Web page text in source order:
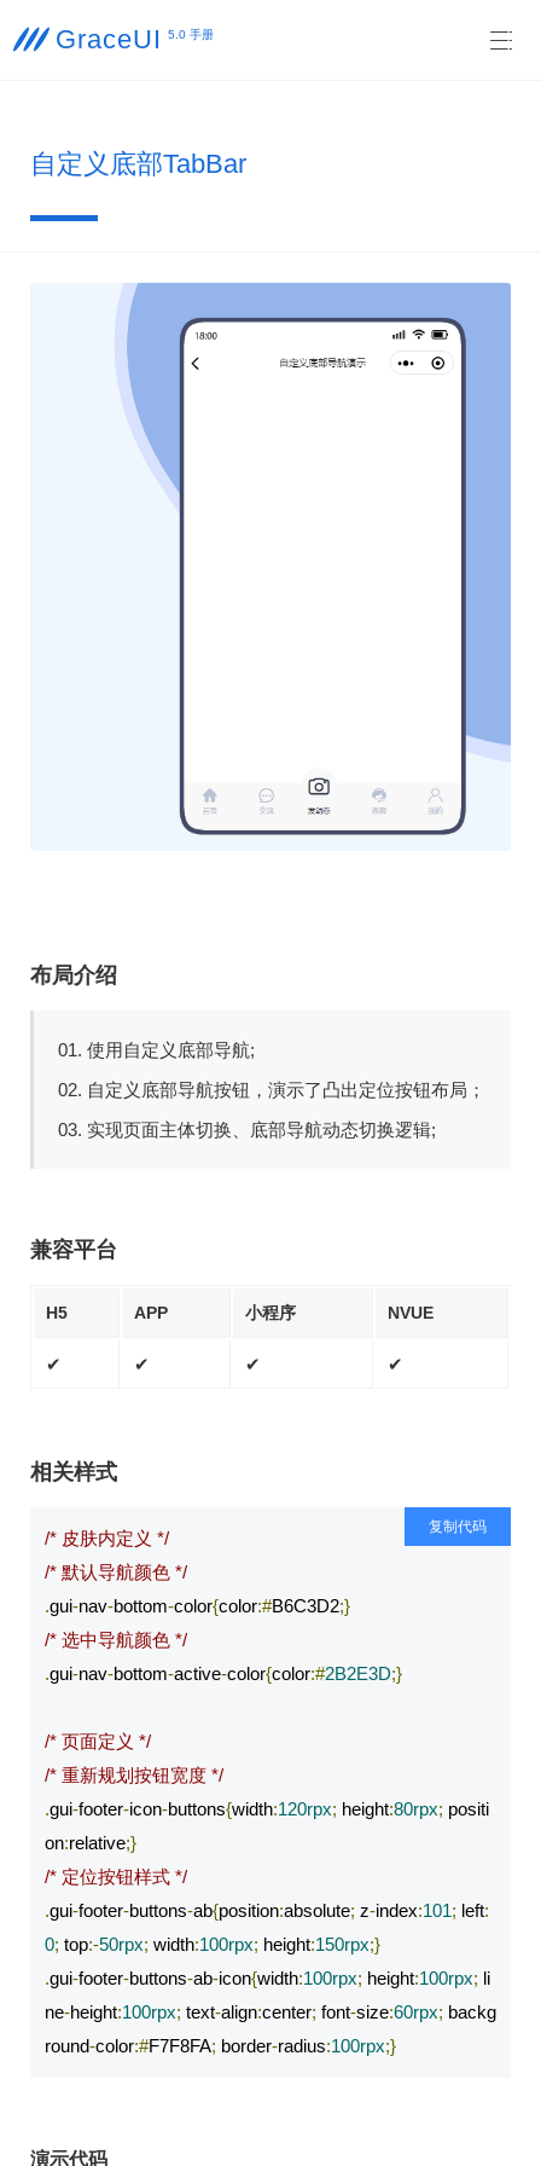
 GraceUI 5.0 手册 
自定义底部TabBar
布局介绍
01. 使用自定义底部导航;
02. 自定义底部导航按钮，演示了凸出定位按钮布局；
03. 实现页面主体切换、底部导航动态切换逻辑;
兼容平台
H5 APP 小程序 NVUE
✔ ✔ ✔ ✔
相关样式
/* 皮肤内定义 */
/* 默认导航颜色 */
.gui-nav-bottom-color{color:#B6C3D2;}
/* 选中导航颜色 */
.gui-nav-bottom-active-color{color:#2B2E3D;}
/* 页面定义 */
/* 重新规划按钮宽度 */
.gui-footer-icon-buttons{width:120rpx; height:80rpx; positi
on:relative;}
/* 定位按钮样式 */
.gui-footer-buttons-ab{position:absolute; z-index:101; left:
0; top:-50rpx; width:100rpx; height:150rpx;}
.gui-footer-buttons-ab-icon{width:100rpx; height:100rpx; li
ne-height:100rpx; text-align:center; font-size:60rpx; backg
round-color:#F7F8FA; border-radius:100rpx;}
复制代码
演示代码